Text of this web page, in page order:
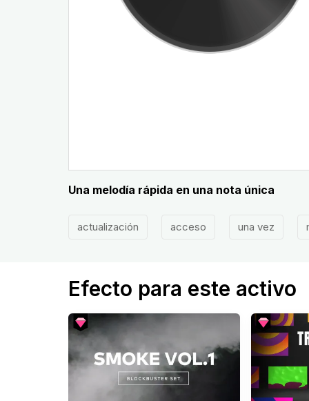
Una melodía rápida en una nota única
actualización acceso una vez
Efecto para este activo